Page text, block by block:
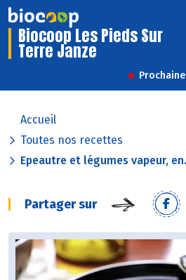
Biocoop Les Pieds Sur
Terre Janze
Accueil
Toutes nos recettes
Epeautre et légumes vapeur,
Partager sur